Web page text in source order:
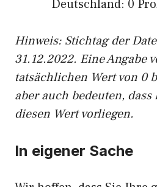
Deutschland: 0
Hinweis: Stichtag der
31.12.2022. Eine Angabe
tatsächlichen Wert von 0
aber auch bedeuten,
diesen Wert vorliegen.
In eigener Sache